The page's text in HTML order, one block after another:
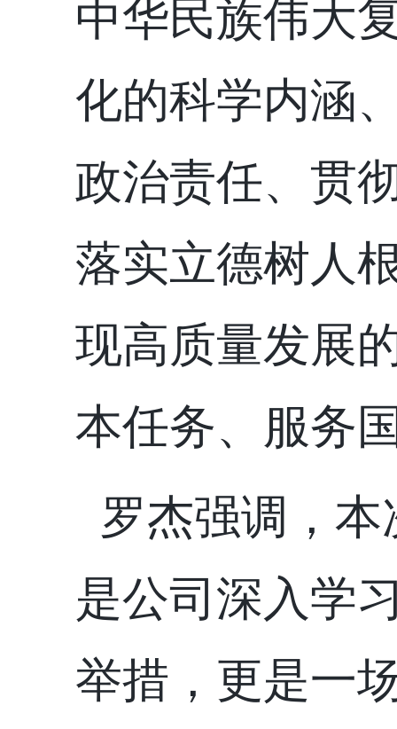
中华民族伟大
化的科学内涵
政治责任、贯
落实立德树人
现高质量发展
本任务、服务
罗杰强调，
是公司深入学
举措，更是一